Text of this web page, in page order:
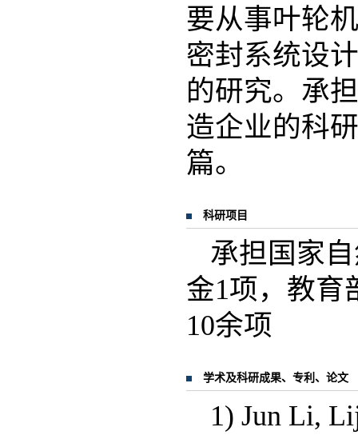
要从事叶轮
密封系统设
的研究。承
造企业的科
篇。
科研项目
承担国家
金1项，教育
10余项
学术及科研成果、专利、论文
1) Jun Li,